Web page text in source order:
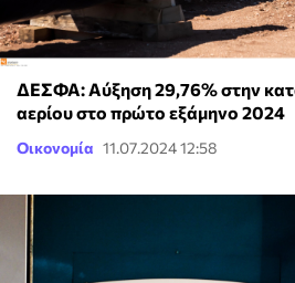
ΔΕΣΦΑ: Αύξηση 29,76% στην
αερίου στο πρώτο εξάμηνο 2024
Οικονομία 11.07.2024 12:58